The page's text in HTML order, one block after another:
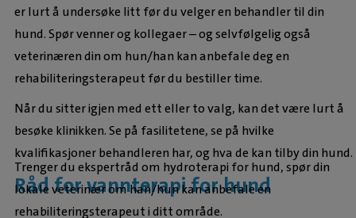
er lurt å undersøke litt før du velger en behandler til din
hund. Spør venner og kollegaer – og selvfølgelig også
veterinæren din om hun/han kan anbefale deg en
rehabiliteringsterapeut før du bestiller time.
Når du sitter igjen med ett eller to valg, kan det være lurt å
besøke klinikken. Se på fasilitetene, se på hvilke
kvalifikasjoner behandleren har, og hva de kan tilby din hund.
Råd for vannterapi for hund
Trenger du ekspertråd om hydroterapi for hund, spør din
lokale veterinær om han/hun kan anbefale en
rehabiliteringsterapeut i ditt område.